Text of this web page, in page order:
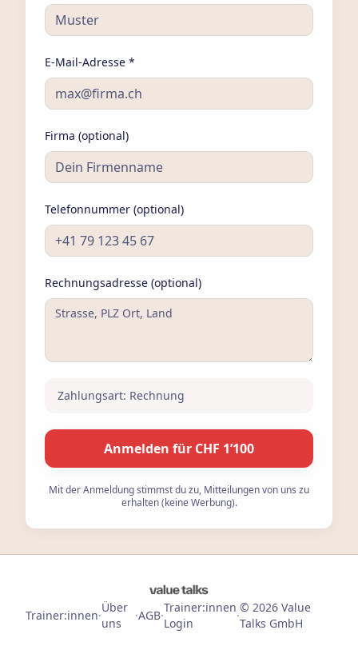
E-Mail-Adresse *
Firma (optional)
Telefonnummer (optional)
Rechnungsadresse (optional)
Zahlungsart: Rechnung
Anmelden für CHF 1’100
Mit der Anmeldung stimmst du zu, Mitteilungen von uns zu
erhalten (keine Werbung).
Trainer:innen·
Über
uns
·AGB·
Trainer:innen
Login
·
© 2026Value
Talks GmbH